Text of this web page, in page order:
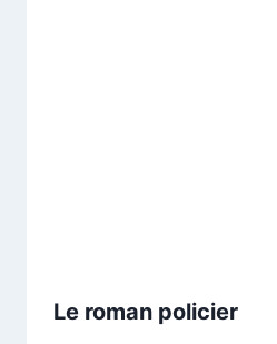
Le roman policier